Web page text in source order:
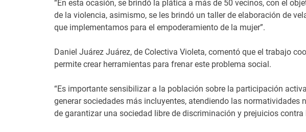
“En esta ocasión, se brindó la plática a más de 50 vecinos, con el
de la violencia, asimismo, se les brindó un taller de elaboración de
que implementamos para el empoderamiento de la mujer”.
Daniel Juárez Juárez, de Colectiva Violeta, comentó que el trabajo
permite crear herramientas para frenar este problema social.
“Es importante sensibilizar a la población sobre la participación
generar sociedades más incluyentes, atendiendo las normatividades
de garantizar una sociedad libre de discriminación y prejuicios contra